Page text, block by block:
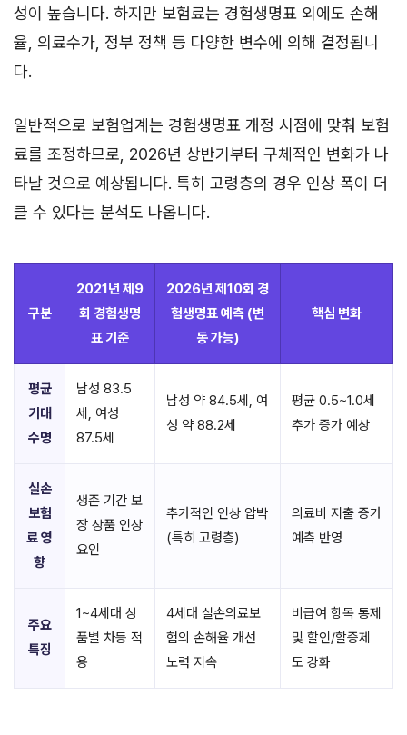
성이 높습니다. 하지만 보험료는 경험생명표 외에도 손해
율, 의료수가, 정부 정책 등 다양한 변수에 의해 결정됩니
다.
일반적으로 보험업계는 경험생명표 개정 시점에 맞춰 보험
료를 조정하므로, 2026년 상반기부터 구체적인 변화가 나
타날 것으로 예상됩니다. 특히 고령층의 경우 인상 폭이 더
클 수 있다는 분석도 나옵니다.
구분
2021년 제9
회 경험생명
표 기준
2026년 제10회 경
험생명표 예측 (변
동 가능)
핵심 변화
평균
기대
수명
남성 83.5
세, 여성
87.5세
남성 약 84.5세, 여
성 약 88.2세
평균 0.5~1.0세
추가 증가 예상
실손
보험
료 영
향
생존 기간 보
장 상품 인상
요인
추가적인 인상 압박
(특히 고령층)
의료비 지출 증가
예측 반영
주요
특징
1~4세대 상
품별 차등 적
용
4세대 실손의료보
험의 손해율 개선
노력 지속
비급여 항목 통제
및 할인/할증제
도 강화